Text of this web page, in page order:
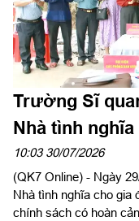
Trường Sĩ
Nhà tình
Đồng Nai
10:03 30/07/2026
(QK7 Online) - Ngày
Nhà tình nghĩa cho gia
chính sách có hoàn